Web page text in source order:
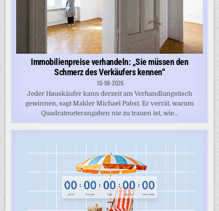
Immobilienpreise verhandeln: „Sie müssen den
Schmerz des Verkäufers kennen“
10-08-2026
Jeder Hauskäufer kann derzeit am Verhandlungstisch
gewinnen, sagt Makler Michael Pabst. Er verrät, warum
Quadratmeterangaben nie zu trauen ist, wie...